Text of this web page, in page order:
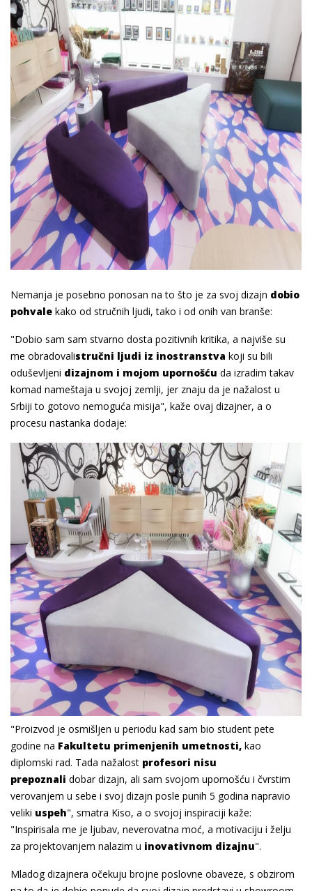
Nemanja je posebno ponosan na to što je za svoj dizajn dobio
pohvale kako od stručnih ljudi, tako i od onih van branše:
"Dobio sam sam stvarno dosta pozitivnih kritika, a najviše su
me obradovalistručni ljudi iz inostranstva koji su bili
oduševljeni dizajnom i mojom upornošću da izradim takav
komad nameštaja u svojoj zemlji, jer znaju da je nažalost u
Srbiji to gotovo nemoguća misija", kaže ovaj dizajner, a o
procesu nastanka dodaje:
"Proizvod je osmišljen u periodu kad sam bio student pete
godine na Fakultetu primenjenih umetnosti, kao
diplomski rad. Tada nažalost profesori nisu
prepoznali dobar dizajn, ali sam svojom upornošću i čvrstim
verovanjem u sebe i svoj dizajn posle punih 5 godina napravio
veliki uspeh", smatra Kiso, a o svojoj inspiraciji kaže:
"Inspirisala me je ljubav, neverovatna moć, a motivaciju i želju
za projektovanjem nalazim u inovativnom dizajnu".
Mladog dizajnera očekuju brojne poslovne obaveze, s obzirom